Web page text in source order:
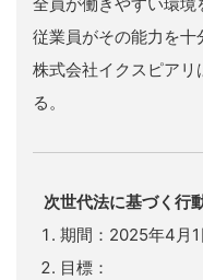
従業員がその能力を十
株式会社イクスピア
る。
次世代法に基づく行
期間：2025年4月
目標：